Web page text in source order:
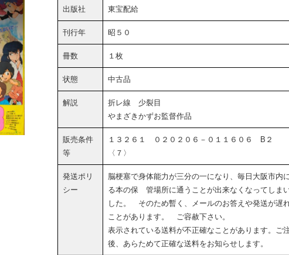
出版社 東宝配給
刊行年 昭５０
冊数 １枚
状態 中古品
解説
折レ線 少裂目
やまざきかずお監督作品
販売条件
等
１３２６１ ０２０２０６－０１１６０６ B２
〈７〉
発送ポリ
シー
脳梗塞で身体能力が三分の一になり、毎日大阪市内
る本の保 管場所に通うことが出来なくなってしま
した。 そのため暫く、メールのお答えや発送が遅
ことがあります。 ご容赦下さい。
表示されている送料が不正確なことがあります。ご
後、あらためて正確な送料をお知らせします。